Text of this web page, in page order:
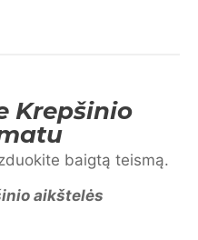
Krepšinio
baigtą teismą.
aikštelės